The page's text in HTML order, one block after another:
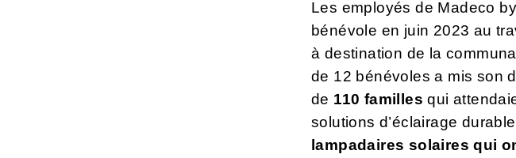
Les employés de Madeco
bénévole en juin 2023 au
à destination de la
de 12 bénévoles a mis son
de 110 familles qui
solutions d’éclairage
lampadaires solaires qui